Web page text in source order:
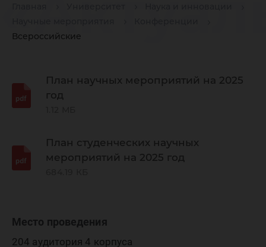
Всероссийские
План научных мероприятий на 2025
год
План студенческих научных
мероприятий на 2025 год
Место проведения
204 аудитория 4 корпуса